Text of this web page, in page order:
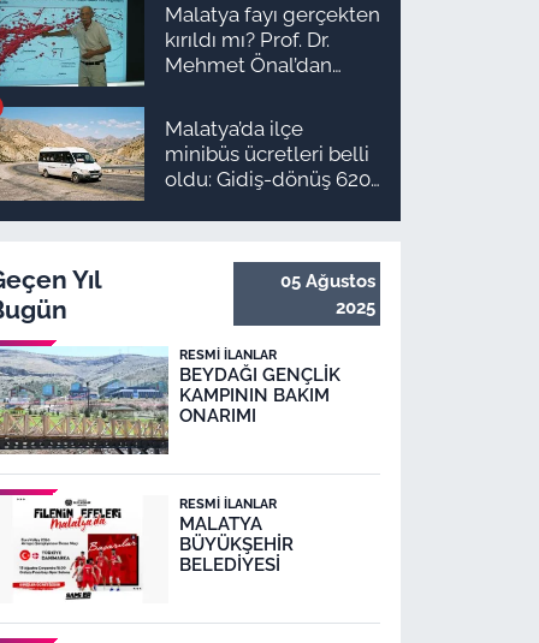
takvimi ve ödeme
planı
Malatya fayı gerçekten
kırıldı mı? Prof. Dr.
Mehmet Önal’dan
Malatya’da ilçe
minibüs ücretleri belli
oldu: Gidiş-dönüş 620
Yıl
05 Ağustos
2025
RESMI İLANLAR
BEYDAĞI GENÇLİK
KAMPININ BAKIM
ONARIMI
RESMI İLANLAR
MALATYA
BÜYÜKŞEHİR
BELEDİYESİ